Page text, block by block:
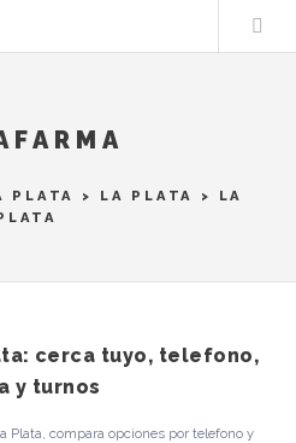
PLATA > LA PLATA
> LA
cerca tuyo, telefono,
y turnos
Plata, compara opciones por telefono y